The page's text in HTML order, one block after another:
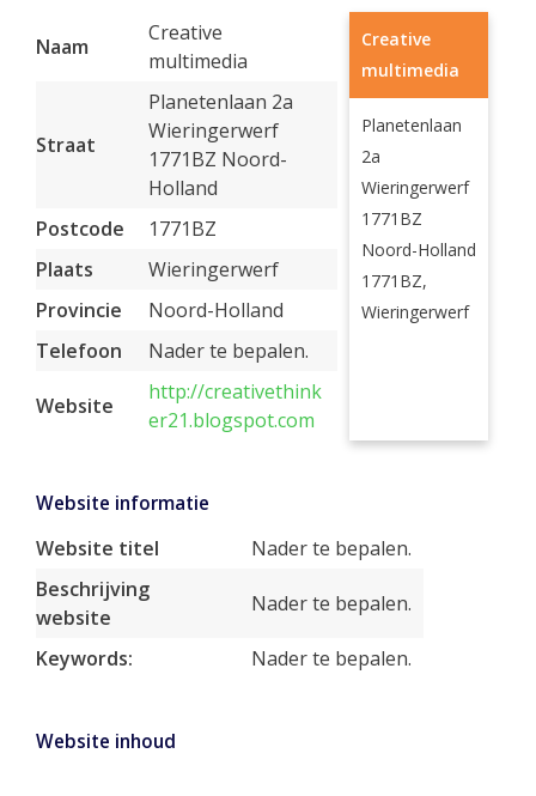
Naam
Creative
multimedia
Straat
Planetenlaan 2a
Wieringerwerf
1771BZ Noord-
Holland
Postcode
1771BZ
Plaats
Wieringerwerf
Provincie
Noord-Holland
Telefoon
Nader te bepalen.
Website
http://creativethink
er21.blogspot.com
Creative
multimedia
Planetenlaan
2a
Wieringerwerf
1771BZ
Noord-Holland
1771BZ,
Wieringerwerf
Website informatie
Website titel
Nader te bepalen.
Beschrijving
website
Nader te bepalen.
Keywords: Nader te bepalen.
Website inhoud